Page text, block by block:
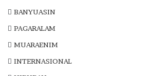
BANYUASIN
PAGARALAM
MUARAENIM
INTERNASIONAL